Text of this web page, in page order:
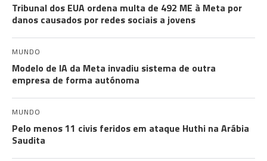
Tribunal dos EUA ordena multa de 492 ME à Meta por
danos causados por redes sociais a jovens
MUNDO
Modelo de IA da Meta invadiu sistema de outra
empresa de forma autónoma
MUNDO
Pelo menos 11 civis feridos em ataque Huthi na Arábia
Saudita